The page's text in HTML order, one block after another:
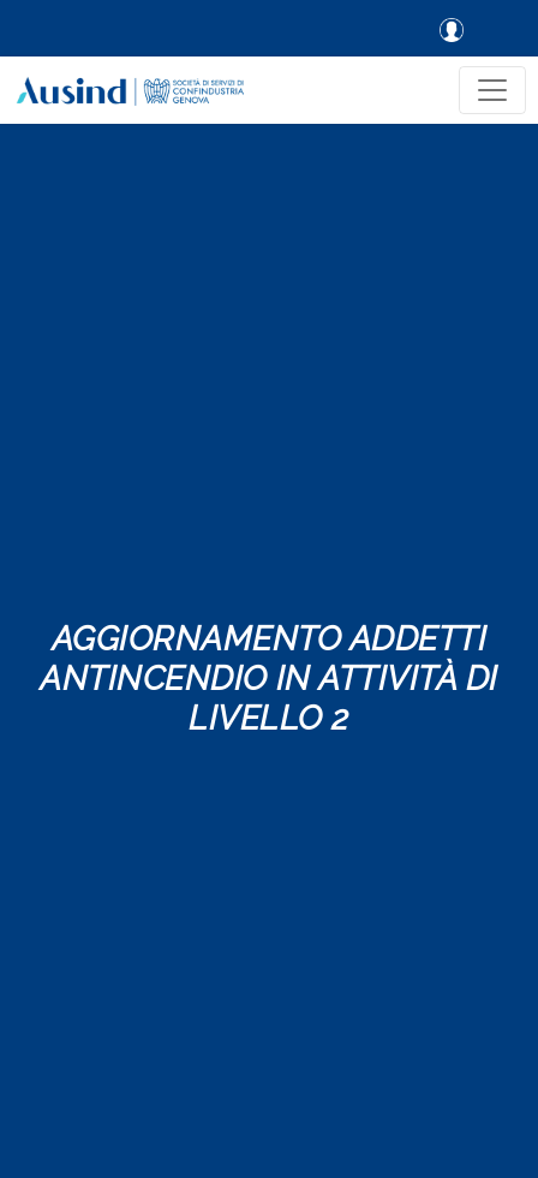
Skip to main navigation
AGGIORNAMENTO ADDETTI
ANTINCENDIO IN ATTIVITÀ DI
LIVELLO 2